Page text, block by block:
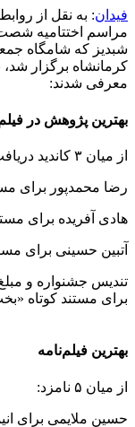
فیدان: به نقل از
مراسم اختتامیه
کرمانشاه برگزار
معرفی شدند:
بهترین پژوهش در
از میان ۳ کاندید دریافت جایزه:
رضا محمدپور برای
هادی آفریده برای
آتبین حسینی برای
برای مستند کوتاه
بهترین فیلم‌نامه
از میان ۵ نامزد:
حسین ملایمی برای